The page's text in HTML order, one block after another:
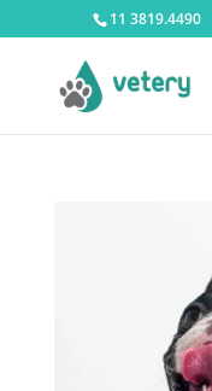
11 3819.4490